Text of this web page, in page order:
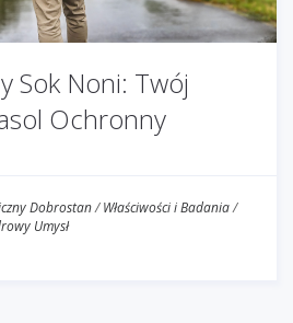
Sok Noni: Twój
Ochronny
Dobrostan/Właściwości i Badania/
Umysł